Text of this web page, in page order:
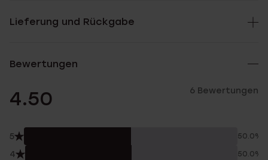
Lieferung und Rückgabe
Bewertungen
4.50 6 Bewertungen
5 50.0%
4 50.0%